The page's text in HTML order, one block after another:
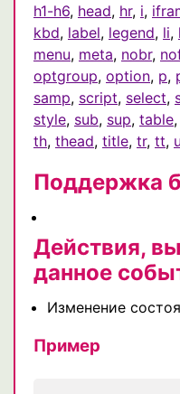
h1-h6, head, hr, i,
kbd, label, legend, li,
menu, meta, nobr,
optgroup, option, p,
samp, script, select,
style, sub, sup, table,
th, thead, title, tr, tt, u
Поддержка
Действия,
данное
Изменение
Пример